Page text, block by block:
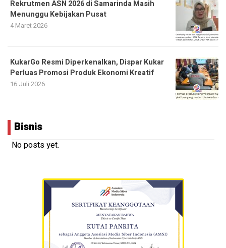
Rekrutmen ASN 2026 di Samarinda Masih
Menunggu Kebijakan Pusat
4 Maret 2026
KukarGo Resmi Diperkenalkan, Dispar Kukar
Perluas Promosi Produk Ekonomi Kreatif
16 Juli 2026
Bisnis
No posts yet.